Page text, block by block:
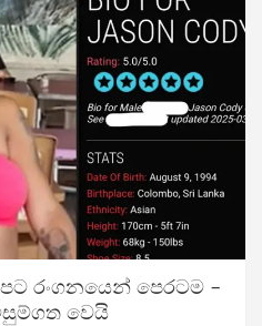
රංගනයෙන් පෙරටම –
වෙයි